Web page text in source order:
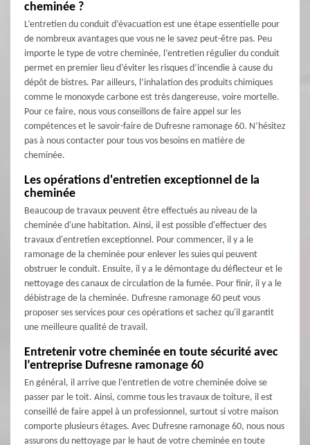
cheminée ?
L’entretien du conduit d’évacuation est une étape essentielle pour
de nombreux avantages que vous ne le savez peut-être pas. Peu
importe le type de votre cheminée, l’entretien régulier du conduit
permet en premier lieu d’éviter les risques d’incendie à cause du
dépôt de bistres. Par ailleurs, l’inhalation des produits chimiques
comme le monoxyde carbone est très dangereuse, voire mortelle.
Pour ce faire, nous vous conseillons de faire appel sur les
compétences et le savoir-faire de Dufresne ramonage 60. N’hésitez
pas à nous contacter pour tous vos besoins en matière de
cheminée.
Les opérations d'entretien exceptionnel de la
cheminée
Beaucoup de travaux peuvent être effectués au niveau de la
cheminée d'une habitation. Ainsi, il est possible d'effectuer des
travaux d'entretien exceptionnel. Pour commencer, il y a le
ramonage de la cheminée pour enlever les suies qui peuvent
obstruer le conduit. Ensuite, il y a le démontage du déflecteur et le
nettoyage des canaux de circulation de la fumée. Pour finir, il y a le
débistrage de la cheminée. Dufresne ramonage 60 peut vous
proposer ses services pour ces opérations et sachez qu'il garantit
une meilleure qualité de travail.
Entretenir votre cheminée en toute sécurité avec
l’entreprise Dufresne ramonage 60
En général, il arrive que l’entretien de votre cheminée doive se
passer par le toit. Ainsi, comme tous les travaux de toiture, il est
conseillé de faire appel à un professionnel, surtout si votre maison
comporte plusieurs étages. Avec Dufresne ramonage 60, nous nous
assurons du nettoyage par le haut de votre cheminée en toute